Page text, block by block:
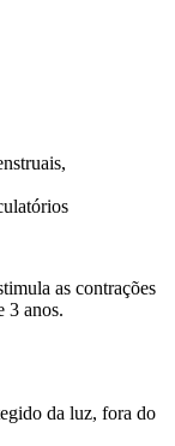
as contrações
3 anos.
da luz, fora do